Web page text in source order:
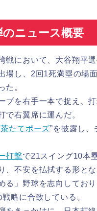
のニュース概要
戦において、大谷翔平
場し、2回1死満塁の場
た。
ブを右手一本で捉え、
で右翼席に運んだ。
たてポーズ”を披露し、
打撃で21スイング10本
、不安を払拭する形とな
る」野球を志向してお
略に合致している。